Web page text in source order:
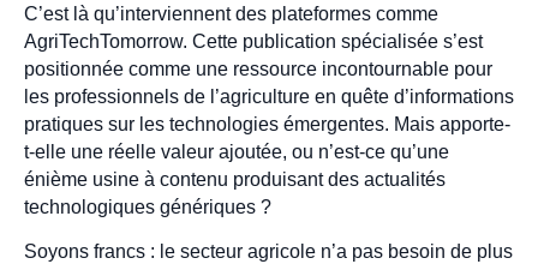
C’est là qu’interviennent des plateformes comme
AgriTechTomorrow. Cette publication spécialisée s’est
positionnée comme une ressource incontournable pour
les professionnels de l’agriculture en quête d’informations
pratiques sur les technologies émergentes. Mais apporte-
t-elle une réelle valeur ajoutée, ou n’est-ce qu’une
énième usine à contenu produisant des actualités
technologiques génériques ?
Soyons francs : le secteur agricole n’a pas besoin de plus